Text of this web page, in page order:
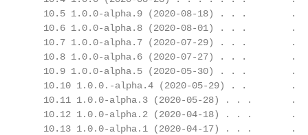
10.5 1.0.0-alpha.9 (2020-08-18) . . .        .
10.6 1.0.0-alpha.8 (2020-08-01) . . .        .
10.7 1.0.0-alpha.7 (2020-07-29) . . .        .
10.8 1.0.0-alpha.6 (2020-07-27) . . .        .
10.9 1.0.0-alpha.5 (2020-05-30) . . .        .
10.10 1.0.0.-alpha.4 (2020-05-29) . .        .
10.11 1.0.0-alpha.3 (2020-05-28) . . .       .
10.12 1.0.0-alpha.2 (2020-04-18) . . .       .
10.13 1.0.0-alpha.1 (2020-04-17) . . .       .